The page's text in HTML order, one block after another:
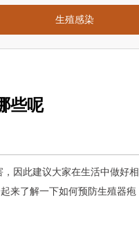
生殖感染
些呢
因此建议大家在生活中做好相
来了解一下如何预防生殖器疱